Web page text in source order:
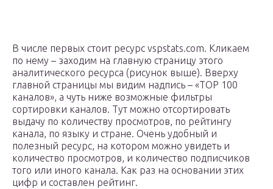
В числе первых стоит ресурс vspstats.com. Кликаем
по нему – заходим на главную страницу этого
аналитического ресурса (рисунок выше). Вверху
главной страницы мы видим надпись – «TOP 100
каналов», а чуть ниже возможные фильтры
сортировки каналов. Тут можно отсортировать
выдачу по количеству просмотров, по рейтингу
канала, по языку и стране. Очень удобный и
полезный ресурс, на котором можно увидеть и
количество просмотров, и количество подписчиков
того или иного канала. Как раз на основании этих
цифр и составлен рейтинг.